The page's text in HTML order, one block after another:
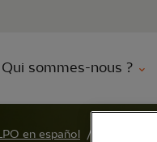
Qui sommes-nous ?
en español